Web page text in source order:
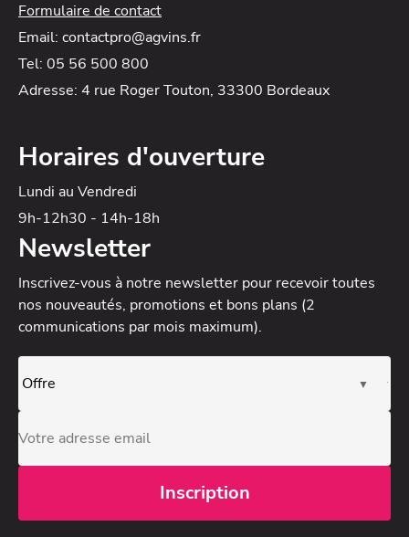
Formulaire de contact
Email: contactpro@agvins.fr
Tel: 05 56 500 800
Adresse: 4 rue Roger Touton, 33300 Bordeaux
Horaires d'ouverture
Lundi au Vendredi
9h-12h30 - 14h-18h
Newsletter
Inscrivez-vous à notre newsletter pour recevoir toutes
nos nouveautés, promotions et bons plans (2
communications par mois maximum).